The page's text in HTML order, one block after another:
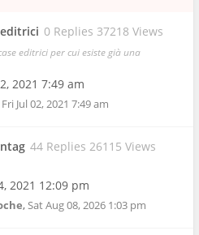
0 Replies 37218 Views
editrici per cui esiste già una
2021 7:49 am
Fri Jul 02, 2021 7:49 am
44 Replies 26115 Views
2021 12:09 pm
,Sat Aug 08, 2026 1:03 pm